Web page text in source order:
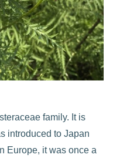
family. It is
introduced to Japan
Europe, it was once a